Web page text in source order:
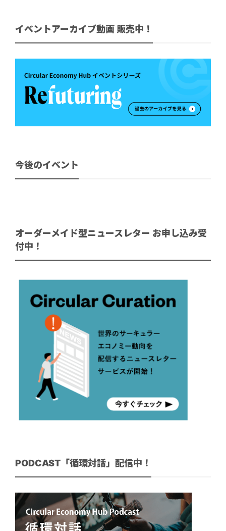
イベントアーカイブ動画 販売中！
今後のイベント
オーダーメイド型ニュースレター お申し込み受
付中！
PODCAST「循環対話」配信中！